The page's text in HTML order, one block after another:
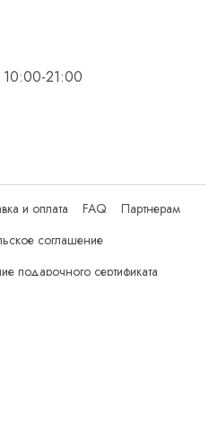
10:00-21:00
и оплата FAQ
Партнерам
соглашение
подарочного сертификата